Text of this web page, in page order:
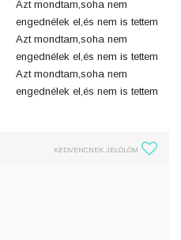
Azt mondtam,soha nem
engednélek el,és nem is tettem
Azt mondtam,soha nem
engednélek el,és nem is tettem
Azt mondtam,soha nem
engednélek el,és nem is tettem
KEDVENCNEK JELÖLÖM